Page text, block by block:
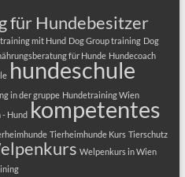
für Hundebesitzer
mit Hund Dog Group training Dog
für Hunde Hundecoach
hundeschule
in der gruppe Hundetraining Wien
- Hund kompetentes
Tierheimhunde Kurs Tierschutz
Welpenkurs in Wien